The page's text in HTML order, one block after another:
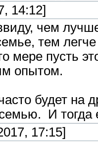
14:12]
чем
тем
мере пусть
опытом.
будет на
И
17:15]